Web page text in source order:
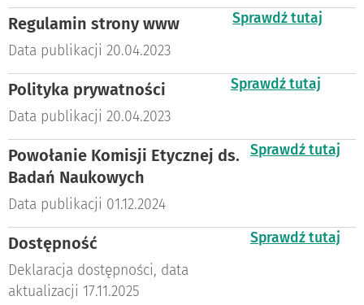
Regulamin strony www
Data publikacji 20.04.2023
Sprawdź tutaj
Polityka prywatności
Data publikacji 20.04.2023
Sprawdź tutaj
Powołanie Komisji Etycznej ds.
Badań Naukowych
Data publikacji 01.12.2024
Sprawdź tutaj
Dostępność
Deklaracja dostępności, data
aktualizacji 17.11.2025
Sprawdź tutaj